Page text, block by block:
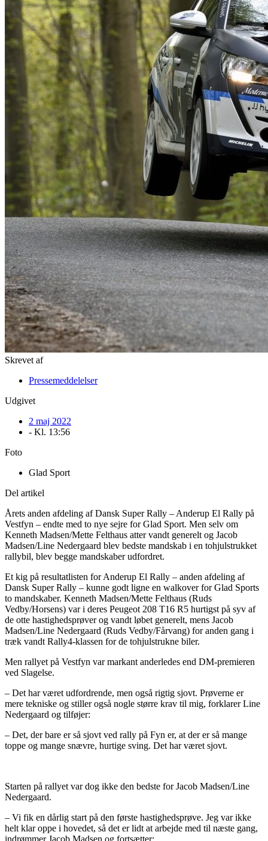
Skrevet af
Pressemeddelelser
Udgivet
2 maj 2022
- Kl. 13:56
Foto
Glad Sport
Del artikel
Årets anden afdeling af Dansk Super Rally – Anderup El Rally på
Vestfyn – endte med to nye sejre for Glad Sport. Men selv om
Kenneth Madsen/Mette Felthaus atter vandt generelt og Jacob
Madsen/Line Nedergaard blev bedste mandskab i en tohjulstrukket
rallybil, blev begge mandskaber udfordret.
Et kig på resultatlisten for Anderup El Rally – anden afdeling af
Dansk Super Rally – kunne godt ligne en walkover for Glad Sports
to mandskaber. Kenneth Madsen/Mette Felthaus (Ruds
Vedby/Horsens) var i deres Peugeot 208 T16 R5 hurtigst på syv af
de otte hastighedsprøver og vandt løbet generelt, mens Jacob
Madsen/Line Nedergaard (Ruds Vedby/Fårvang) for anden gang i
træk vandt Rally4-klassen for de tohjulstrukne biler.
Men rallyet på Vestfyn var markant anderledes end DM-premieren
ved Slagelse.
– Det har været udfordrende, men også rigtig sjovt. Prøverne er
mere tekniske og stiller også nogle større krav til mig, forklarer Line
Nedergaard og tilføjer:
– Det, der bare er så sjovt ved rally på Fyn er, at der er så mange
toppe og mange snævre, hurtige sving. Det har været sjovt.
Starten på rallyet var dog ikke den bedste for Jacob Madsen/Line
Nedergaard.
– Vi fik en dårlig start på den første hastighedsprøve. Jeg var ikke
helt klar oppe i hovedet, så det er lidt at arbejde med til næste gang,
indrømmer Jacob Madsen og fortsætter: